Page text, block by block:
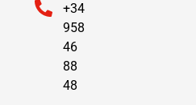
+34
958
46
88
48